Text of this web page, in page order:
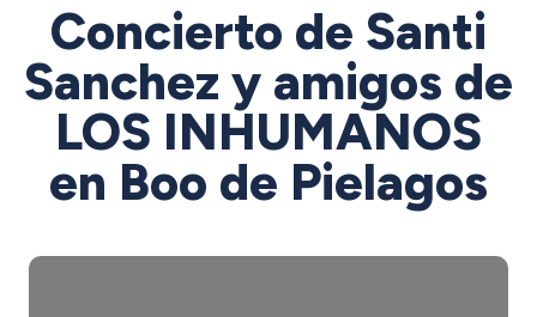
Concierto de Santi
Sanchez y amigos de
LOS INHUMANOS
en Boo de Pielagos